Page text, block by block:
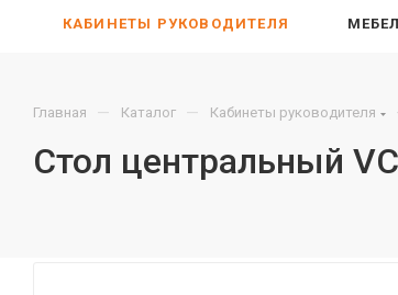
КАБИНЕТЫ РУКОВОДИТЕЛЯ
Главная — Каталог — Кабинеты руководителя
Стол центральный